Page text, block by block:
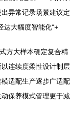
异常记录场景建议定
达大幅度智能化"+
方大样本确定复合精
连续度柔性设计制层
适配生产逐步广适配
保养模式管理更于减